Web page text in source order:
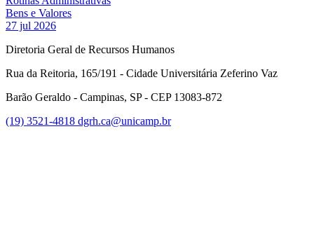
Bens e Valores
27 jul 2026
Diretoria Geral de Recursos Humanos
Rua da Reitoria, 165/191 - Cidade Universitária Zeferino Vaz
Barão Geraldo - Campinas, SP - CEP 13083-872
(19) 3521-4818 dgrh.ca@unicamp.br